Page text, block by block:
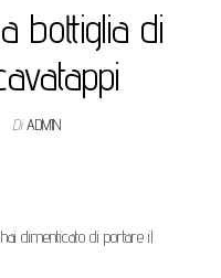
bottiglia di
Di ADMIN
dimenticato di portare il